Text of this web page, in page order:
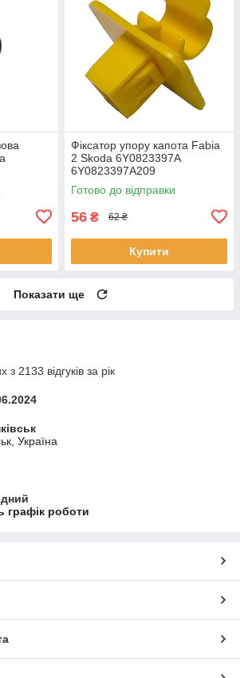
Фіксатор упору капота Fabia
2 Skoda 6Y0823397A
6Y0823397A209
Готово до відправки
56 ₴ 62 ₴
Купити
Показати ще
2133 відгуків за рік
Україна
графік роботи